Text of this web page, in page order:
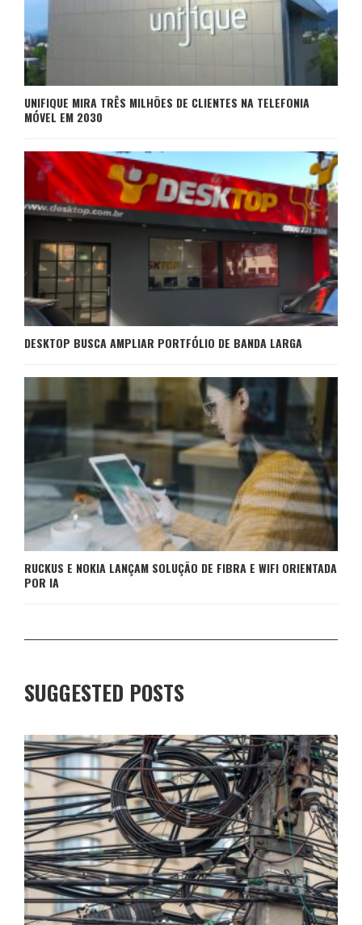
UNIFIQUE MIRA TRÊS MILHÕES DE CLIENTES NA TELEFONIA
MÓVEL EM 2030
DESKTOP BUSCA AMPLIAR PORTFÓLIO DE BANDA LARGA
RUCKUS E NOKIA LANÇAM SOLUÇÃO DE FIBRA E WIFI ORIENTADA
POR IA
SUGGESTED POSTS